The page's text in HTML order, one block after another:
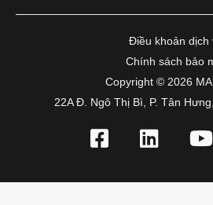
Điều khoản dịch
Chính sách bảo
Copyright © 2026
22A Đ. Ngô Thị Bì, P. Tân